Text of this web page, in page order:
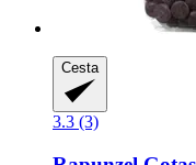
Cesta
3.3 (3)